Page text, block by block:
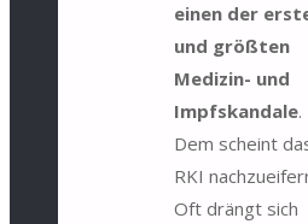
einen der
und größten
Medizin- und
Impfskandale.
Dem scheint
RKI
Oft drängt sich